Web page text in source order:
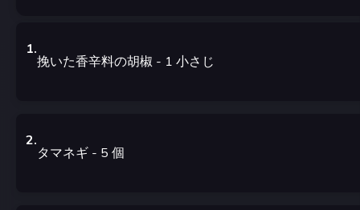
1.
挽いた香辛料の胡椒 - 1 小さじ
2.
タマネギ - 5 個